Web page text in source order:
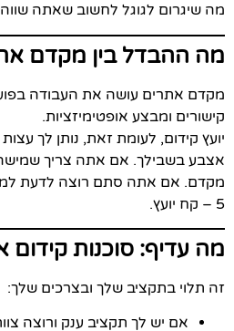
מה שיגרום לגוגל לחשוב שאתה
מה ההבדל בין מקדם
מקדם אתרים עושה את העבודה
קישורים ומבצע אופטימיזציות.
יועץ קידום, לעומת זאת, נותן לך עצות
אצבע בשבילך. אם אתה צריך
מקדם. אם אתה סתם רוצה לדעת
5 – קח יועץ.
מה עדיף: סוכנות קידום
זה תלוי בתקציב שלך ובצרכים שלך:
אם יש לך תקציב ענק ורוצה